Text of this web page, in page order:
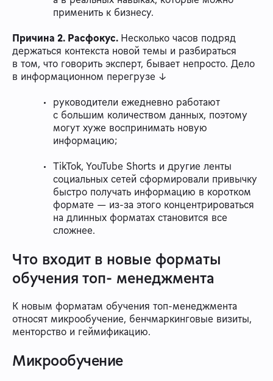
применить к бизнесу.
Причина 2. Расфокус. Несколько часов подряд
держаться контекста новой темы и разбираться
в том, что говорить эксперт, бывает непросто. Дело
в информационном перегрузе ↓
руководители ежедневно работают
с большим количеством данных, поэтому
могут хуже воспринимать новую
информацию;
TikTok, YouTube Shorts и другие ленты
социальных сетей сформировали привычку
быстро получать информацию в коротком
формате — из-за этого концентрироваться
на длинных форматах становится все
сложнее.
Что входит в новые форматы
обучения топ- менеджмента
К новым форматам обучения топ-менеджмента
относят микрообучение, бенчмаркинговые визиты,
менторство и геймификацию.
Микрообучение